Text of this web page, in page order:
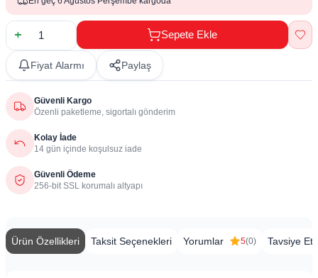
Sepete Ekle
Fiyat Alarmı Paylaş
Güvenli Kargo
Özenli paketleme, sigortalı gönderim
Kolay İade
14 gün içinde koşulsuz iade
Güvenli Ödeme
256-bit SSL korumalı altyapı
Ürün Özellikleri Taksit Seçenekleri Yorumlar 5(0) Tavsiye Et